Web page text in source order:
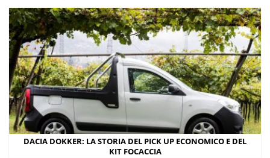
DACIA DOKKER: LA STORIA DEL PICK UP ECONOMICO E DEL
KIT FOCACCIA